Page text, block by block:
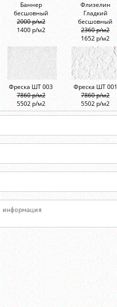
Баннер
бесшовный
2000 р/м2
1400 р/м2
Флизелин
Гладкий
бесшовный
2360 р/м2
1652 р/м2
Фреска ШТ 003
7860 р/м2
5502 р/м2
Фреска ШТ 001
7860 р/м2
5502 р/м2